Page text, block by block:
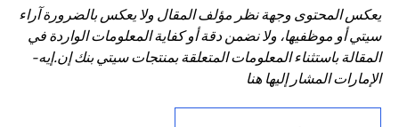
يعكس المحتوى وجهة نظر مؤلف المقال ولا يعكس بالضرورة آراء
سيتي أو موظفيها، ولا نضمن دقة أو كفاية المعلومات الواردة في
المقالة باستثناء المعلومات المتعلقة بمنتجات سيتي بنك إن.إيه-
الإمارات المشار إليها هنا